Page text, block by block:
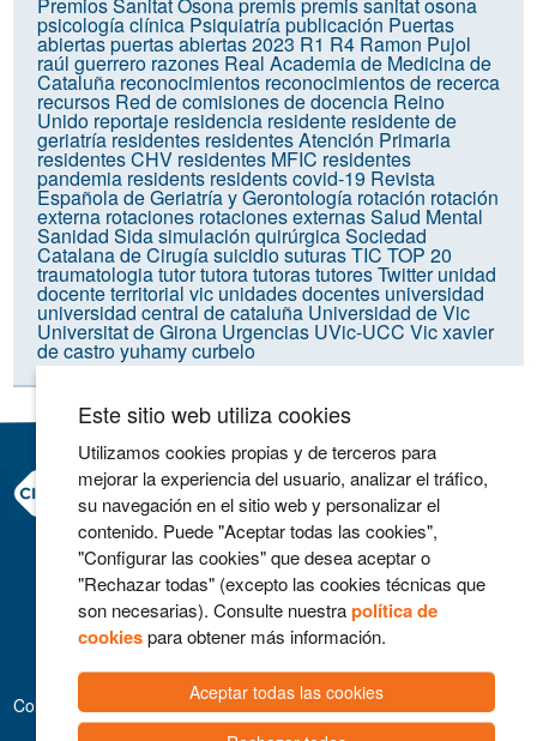
Premios Sanitat Osonapremispremis sanitat osona
psicología clínica Psiquiatríapublicación Puertas
abiertaspuertas abiertas 2023 R1 R4 Ramon Pujol
raúl guerrero razones Real Academia de Medicina de
Cataluña reconocimientos reconocimientos de recerca
recursos Red de comisiones de docencia Reino
Unido reportaje residencia residente residente de
geriatríaresidentes residentes Atención Primaria
residentes CHV residentes MFIC residentes
pandemia residents residents covid-19 Revista
Española de Geriatría y Gerontología rotación rotación
externa rotaciones rotaciones externasSalud Mental
Sanidad Sidasimulación quirúrgicaSociedad
Catalana de CirugíasuicidiosuturasTIC TOP 20
traumatologiatutortutoratutorastutoresTwitter unidad
docente territorial vic unidades docentes universidad
universidad central de cataluña Universidad de Vic
Universitat de Girona Urgencias UVic-UCC Vicxavier
de castroyuhamy curbelo
Consorci Hospitalari de Vic
Carrer Francesc Pla 'El Vigatà', 1
08500 Vic
Telefono 93 702 77 16
Contacto
Aviso legal
Colaboradores
Este sitio web utiliza cookies
Utilizamos cookies propias y de terceros para
mejorar la experiencia del usuario, analizar el tráfico,
su navegación en el sitio web y personalizar el
contenido. Puede "Aceptar todas las cookies",
"Configurar las cookies" que desea aceptar o
"Rechazar todas" (excepto las cookies técnicas que
son necesarias). Consulte nuestrapolítica de
cookiespara obtener más información.
Aceptar todas las cookies